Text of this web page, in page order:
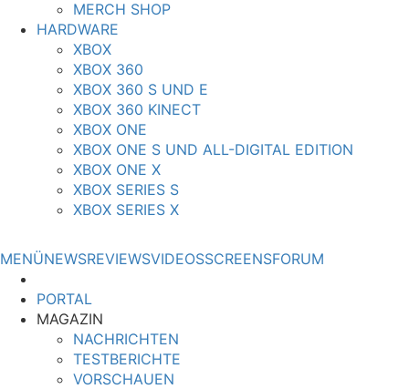
MERCH SHOP
HARDWARE
XBOX
XBOX 360
XBOX 360 S UND E
XBOX 360 KINECT
XBOX ONE
XBOX ONE S UND ALL-DIGITAL EDITION
XBOX ONE X
XBOX SERIES S
XBOX SERIES X
MENÜNEWSREVIEWSVIDEOSSCREENSFORUM
PORTAL
MAGAZIN
NACHRICHTEN
TESTBERICHTE
VORSCHAUEN